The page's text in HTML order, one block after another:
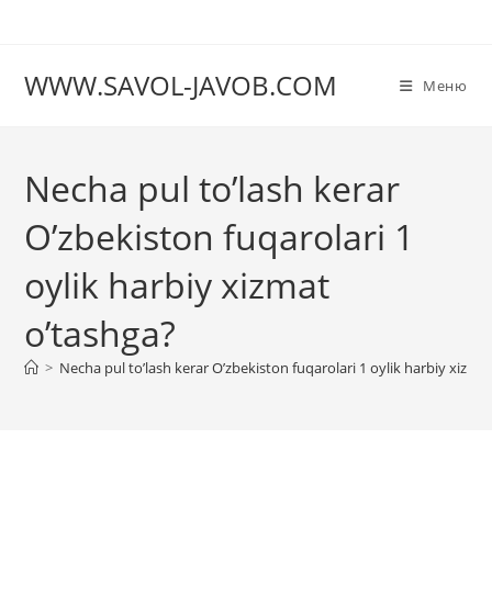
WWW.SAVOL-JAVOB.COM Меню
Necha pul to’lash kerar
O’zbekiston fuqarolari 1
oylik harbiy xizmat
o’tashga?
> Necha pul to’lash kerar O’zbekiston fuqarolari 1 oylik harbiy